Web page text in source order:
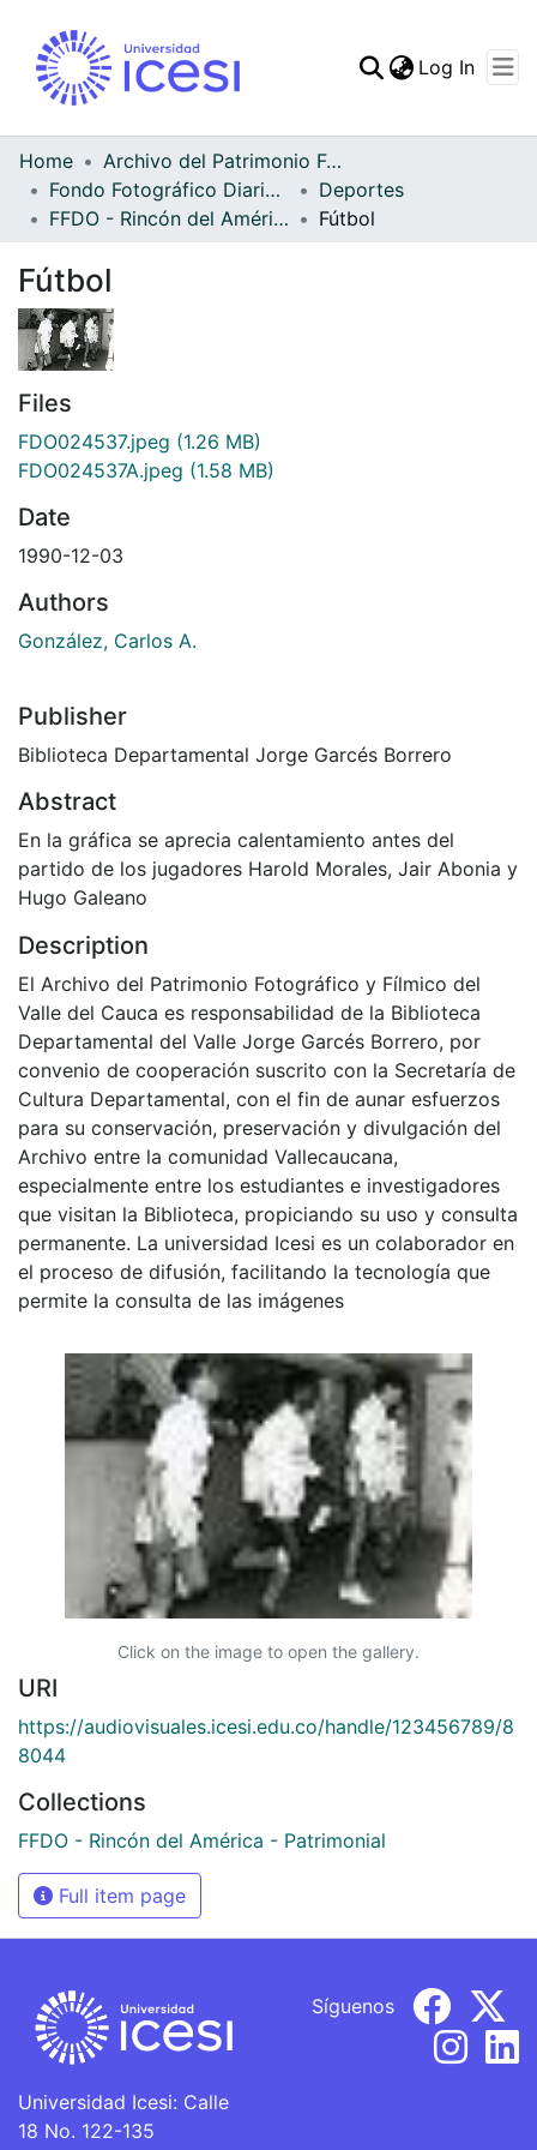
Statistics
Log In
Home
Archivo del Patrimonio Fotográfico y Fílmico del Valle del Cauca
Fondo Fotográfico Diario Occidente
Deportes
FFDO - Rincón del América - Patrimonial
Fútbol
Fútbol
Files
FDO024537.jpeg (1.26 MB)
FDO024537A.jpeg (1.58 MB)
Date
1990-12-03
Authors
González, Carlos A.
Publisher
Biblioteca Departamental Jorge Garcés Borrero
Abstract
En la gráfica se aprecia calentamiento antes del
partido de los jugadores Harold Morales, Jair Abonia y
Hugo Galeano
Description
El Archivo del Patrimonio Fotográfico y Fílmico del
Valle del Cauca es responsabilidad de la Biblioteca
Departamental del Valle Jorge Garcés Borrero, por
convenio de cooperación suscrito con la Secretaría de
Cultura Departamental, con el fin de aunar esfuerzos
para su conservación, preservación y divulgación del
Archivo entre la comunidad Vallecaucana,
especialmente entre los estudiantes e investigadores
que visitan la Biblioteca, propiciando su uso y consulta
permanente. La universidad Icesi es un colaborador en
el proceso de difusión, facilitando la tecnología que
permite la consulta de las imágenes
Click on the image to open the gallery.
URI
https://audiovisuales.icesi.edu.co/handle/123456789/8
8044
Collections
FFDO - Rincón del América - Patrimonial
Full item page
Universidad Icesi: Calle
18 No. 122-135
Síguenos